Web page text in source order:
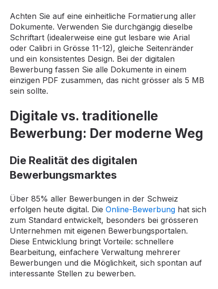
Achten Sie auf eine einheitliche Formatierung aller
Dokumente. Verwenden Sie durchgängig dieselbe
Schriftart (idealerweise eine gut lesbare wie Arial
oder Calibri in Grösse 11-12), gleiche Seitenränder
und ein konsistentes Design. Bei der digitalen
Bewerbung fassen Sie alle Dokumente in einem
einzigen PDF zusammen, das nicht grösser als 5 MB
sein sollte.
Digitale vs. traditionelle
Bewerbung: Der moderne Weg
Die Realität des digitalen
Bewerbungsmarktes
Über 85% aller Bewerbungen in der Schweiz
erfolgen heute digital. Die Online-Bewerbung hat sich
zum Standard entwickelt, besonders bei grösseren
Unternehmen mit eigenen Bewerbungsportalen.
Diese Entwicklung bringt Vorteile: schnellere
Bearbeitung, einfachere Verwaltung mehrerer
Bewerbungen und die Möglichkeit, sich spontan auf
interessante Stellen zu bewerben.